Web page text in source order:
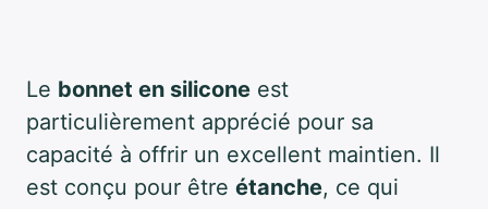
Le bonnet en silicone est
particulièrement apprécié pour sa
capacité à offrir un excellent maintien. Il
est conçu pour être étanche, ce qui